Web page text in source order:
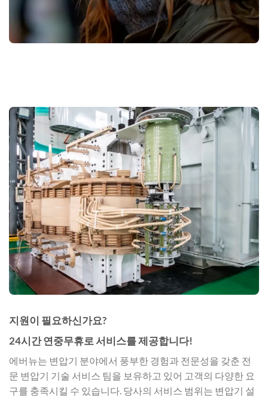
지원이 필요하신가요?
24시간 연중무휴로 서비스를 제공합니다!
에버뉴는 변압기 분야에서 풍부한 경험과 전문성을 갖춘 전
문 변압기 기술 서비스 팀을 보유하고 있어 고객의 다양한 요
구를 충족시킬 수 있습니다. 당사의 서비스 범위는 변압기 설